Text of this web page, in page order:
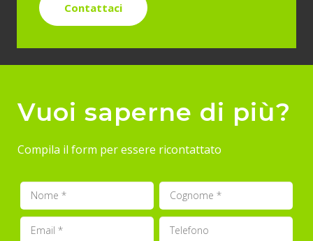
Contattaci
Vuoi saperne di più?
Compila il form per essere ricontattato